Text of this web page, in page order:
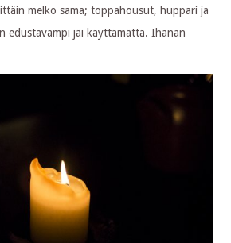
melko sama; toppahousut, huppari ja
edustavampi jäi käyttämättä. Ihanan